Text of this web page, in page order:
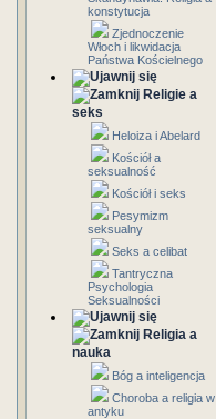
konstytucja
Zjednoczenie
Włoch i likwidacja
Państwa Kościelnego
Religie a
seks
Heloiza i Abelard
Kościół a
seksualność
Kościół i seks
Pesymizm
seksualny
Seks a celibat
Tantryczna
Psychologia
Seksualności
Religia a
nauka
Bóg a inteligencja
Choroba a religia w
antyku